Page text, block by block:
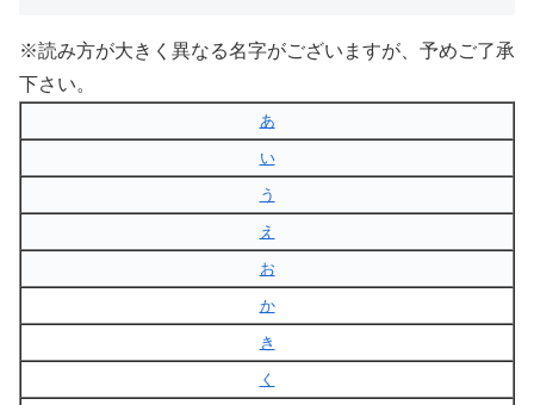
※読み方が大きく異なる名字がございますが、予めご了承
下さい。
あ
い
う
え
お
か
き
く